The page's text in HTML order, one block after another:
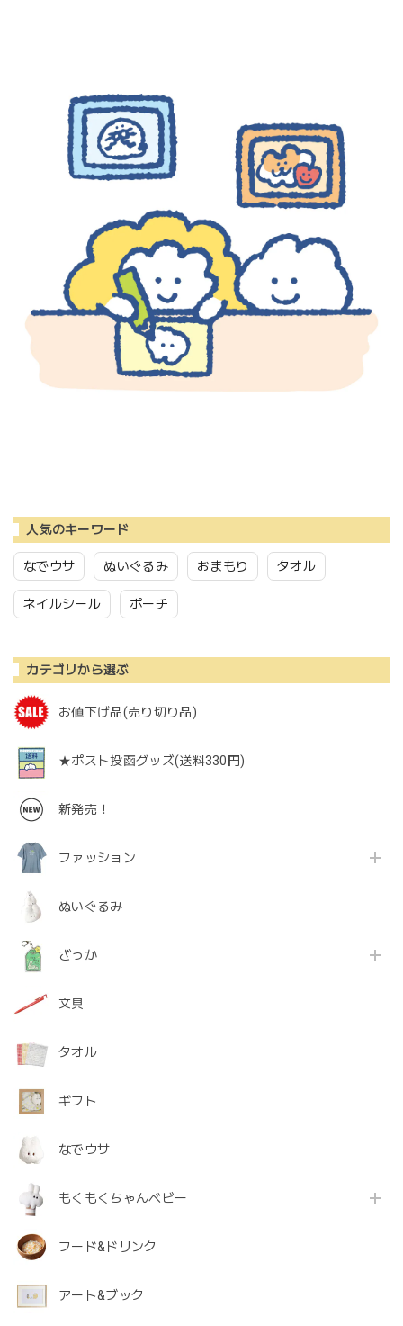
人気のキーワード
なでウサ ぬいぐるみ おまもり タオル
ネイルシール ポーチ
カテゴリから選ぶ
お値下げ品(売り切り品)
★ポスト投函グッズ(送料330円)
新発売！
ファッション
ぬいぐるみ
ざっか
文具
タオル
ギフト
なでウサ
もくもくちゃんベビー
フード&ドリンク
アート&ブック